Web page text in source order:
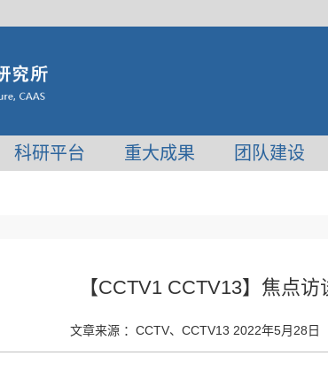
科研平台 重大成果 团队建设
【CCTV1 CCTV13】焦点
文章来源 ： CCTV、CCTV13 2022年5月28日